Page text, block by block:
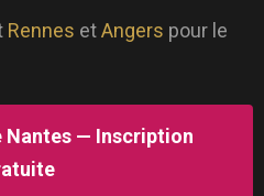
Rennes etAngers pour le
Nantes — Inscription